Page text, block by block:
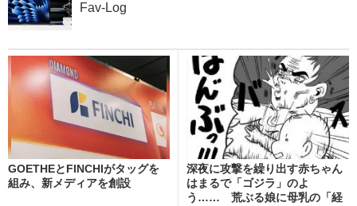
Fav-Log
GOETHEとFINCHIがタッグを
組み、新メディアを創設
深夜に攻撃を繰り出す赤ちゃん
はまるで「ゴジラ」のよ
う…… 荒ぶる娘に母乳の「経